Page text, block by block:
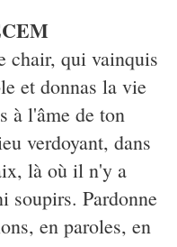
chair, qui vainquis
et donnas la vie
à l'âme de ton
verdoyant, dans
là où il n'y a
soupirs. Pardonne
en paroles, en